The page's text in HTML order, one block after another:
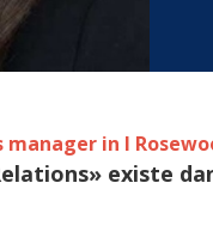
in l
existe